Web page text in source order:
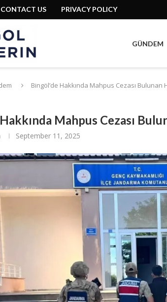
CONTACT US PRIVACY POLICY
GÜNDEM
Bingöl’de Hakkında Mahpus Cezası Bulunan
Mahpus Cezası
September 11, 2025